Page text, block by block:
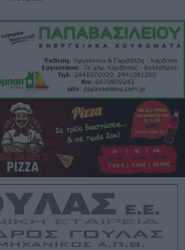
Επικοινωνία με το
KarditsaLive.Net